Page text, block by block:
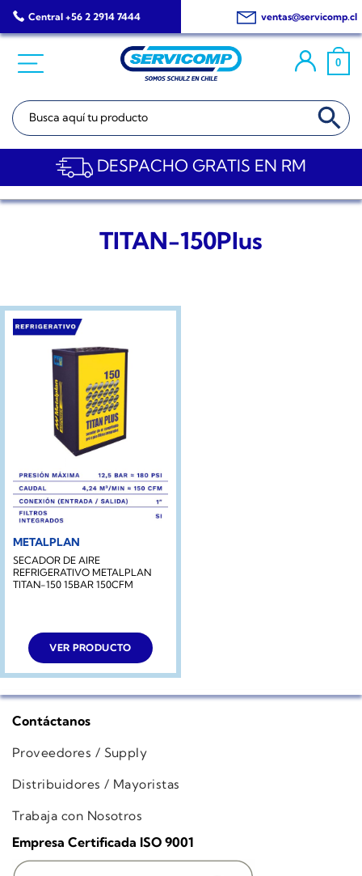
Saltar
al
Central +56 2 2914 7444 ventas@servicomp.cl
0
Buscar: BOTÓN DE
DESPACHO GRATIS EN RM
TITAN-150Plus
METALPLAN
SECADOR DE AIRE
REFRIGERATIVO METALPLAN
TITAN-150 15BAR 150CFM
VER PRODUCTO
Contáctanos
Proveedores / Supply
Distribuidores / Mayoristas
Trabaja con Nosotros
Empresa Certificada ISO 9001